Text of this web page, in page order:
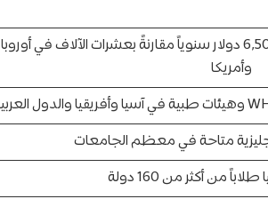
رسوم دراسية تتراوح بين 2,500 و6,500 دولار سنوياً مقارنةً بعشرات الآلاف في أوروبا
وأمريكا
متاحة في معظم الجامعات
من أكثر من 160 دولة